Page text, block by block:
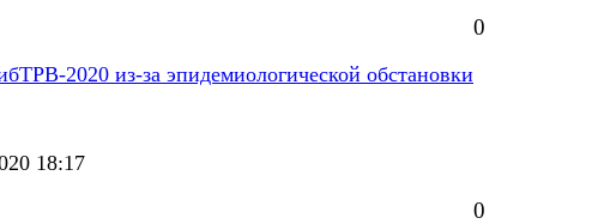
0
2020 из-за эпидемиологической обстановки
18:17
0